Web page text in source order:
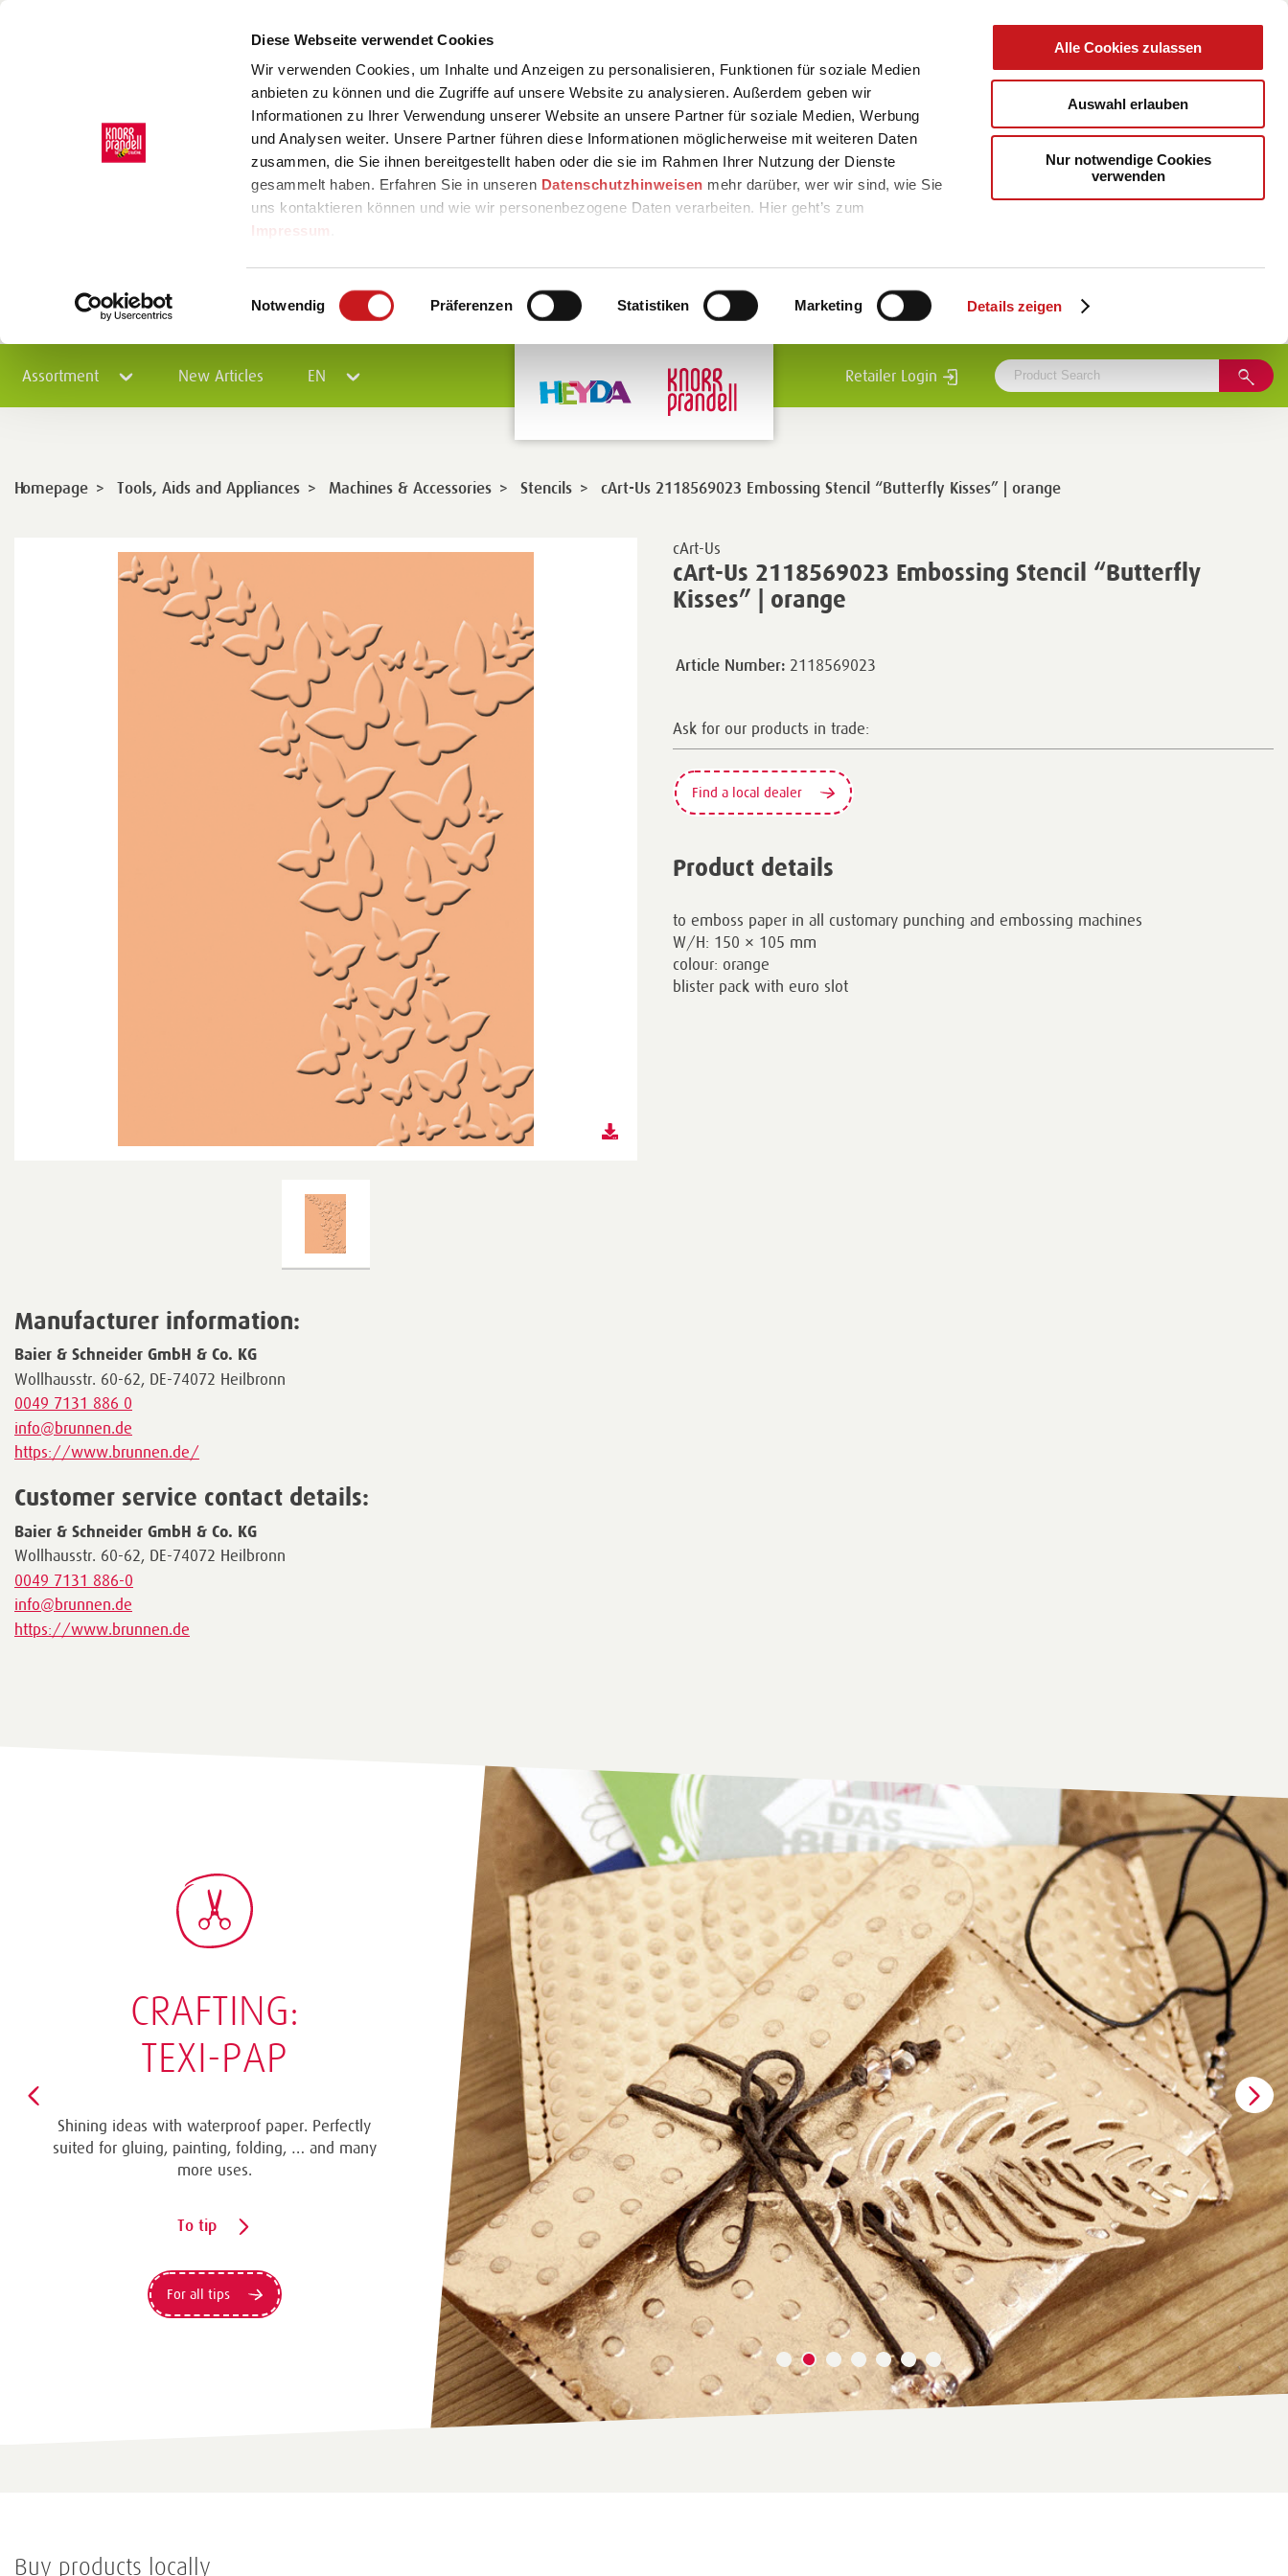
Diese Webseite verwendet Cookies
Wir verwenden Cookies, um Inhalte und Anzeigen zu personalisieren, Funktionen für soziale Medien
anbieten zu können und die Zugriffe auf unsere Website zu analysieren. Außerdem geben wir
Informationen zu Ihrer Verwendung unserer Website an unsere Partner für soziale Medien, Werbung
und Analysen weiter. Unsere Partner führen diese Informationen möglicherweise mit weiteren Daten
zusammen, die Sie ihnen bereitgestellt haben oder die sie im Rahmen Ihrer Nutzung der Dienste
gesammelt haben. Erfahren Sie in unseren Datenschutzhinweisen mehr darüber, wer wir sind, wie Sie
uns kontaktieren können und wie wir personenbezogene Daten verarbeiten. Hier geht’s zum
Impressum
Einwilligungsauswahl
Notwendig Präferenzen Statistiken Marketing Details zeigen
Alle Cookies zulassen
Auswahl erlauben
Nur notwendige Cookies
verwenden
Assortment New Articles EN Retailer Login
cArt-Us
cArt-Us 2118569023 Embossing Stencil “Butterfly
Kisses” | orange
Homepage > Tools, Aids and Appliances > Machines & Accessories > Stencils > cArt-Us 2118569023 Embossing Stencil “Butterfly Kisses” | orange
Article Number: 2118569023
Ask for our products in trade:
Find a local dealer
Product details
to emboss paper in all customary punching and embossing machines
W/H: 150 × 105 mm
colour: orange
blister pack with euro slot
Manufacturer information:
Baier & Schneider GmbH & Co. KG
Wollhausstr. 60-62, DE-74072 Heilbronn
0049 7131 886 0
info@brunnen.de
https://www.brunnen.de/
Customer service contact details:
Baier & Schneider GmbH & Co. KG
Wollhausstr. 60-62, DE-74072 Heilbronn
0049 7131 886-0
info@brunnen.de
https://www.brunnen.de
CRAFTING:
TEXI-PAP
Shining ideas with waterproof paper. Perfectly
suited for gluing, painting, folding, … and many
more uses.
To tip
For all tips
Buy products locally